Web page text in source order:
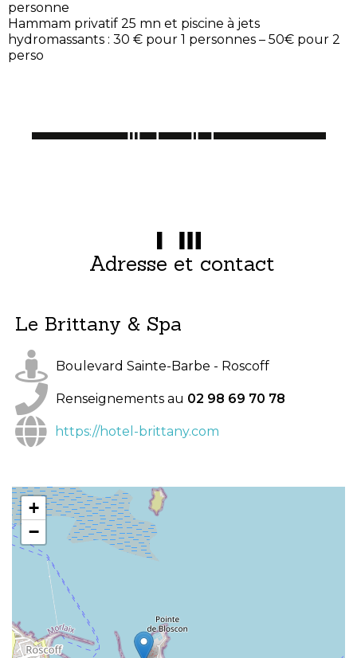
personne
Hammam privatif 25 mn et piscine à jets
hydromassants : 30 € pour 1 personnes – 50€ pour 2
perso
Adresse et contact
Le Brittany & Spa
Boulevard Sainte-Barbe - Roscoff
Renseignements au 02 98 69 70 78
https://hotel-brittany.com
+
−